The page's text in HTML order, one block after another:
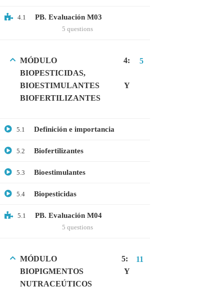
4.1 PB. Evaluación M03
5 questions
MÓDULO 4:
BIOPESTICIDAS,
BIOESTIMULANTES Y
BIOFERTILIZANTES
5
5.1 Definición e importancia
5.2 Biofertilizantes
5.3 Bioestimulantes
5.4 Biopesticidas
5.1 PB. Evaluación M04
5 questions
MÓDULO 5:
BIOPIGMENTOS Y
NUTRACEÚTICOS
11
Gratis
Medicina
Microbiología
Contáctanos
FAQs
Términos y Condiciones